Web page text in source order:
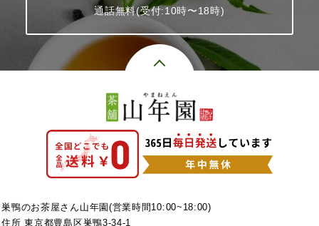
通話無料(受付:10時〜18時)
巣鴨のお茶屋さん山年園(営業時間10:00~18:00)
住所 東京都豊島区巣鴨3-34-1